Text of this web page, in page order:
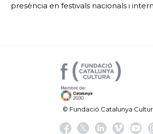
presència en festivals nacionals i
© Fundació Catalunya